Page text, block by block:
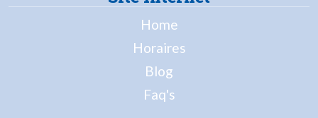
Home
Horaires
Blog
Faq's